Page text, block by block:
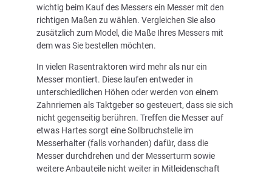
wichtig beim Kauf des Messers ein Messer mit den
richtigen Maßen zu wählen. Vergleichen Sie also
zusätzlich zum Model, die Maße Ihres Messers mit
dem was Sie bestellen möchten.
In vielen Rasentraktoren wird mehr als nur ein
Messer montiert. Diese laufen entweder in
unterschiedlichen Höhen oder werden von einem
Zahnriemen als Taktgeber so gesteuert, dass sie sich
nicht gegenseitig berühren. Treffen die Messer auf
etwas Hartes sorgt eine Sollbruchstelle im
Messerhalter (falls vorhanden) dafür, dass die
Messer durchdrehen und der Messerturm sowie
weitere Anbauteile nicht weiter in Mitleidenschaft